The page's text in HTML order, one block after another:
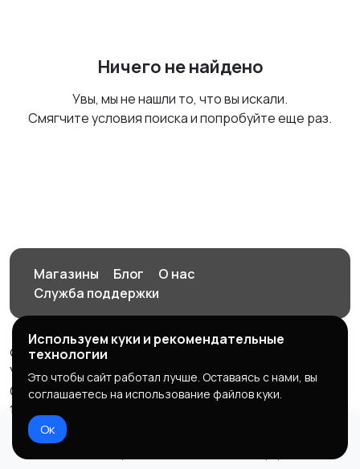
Ничего не найдено
Увы, мы не нашли то, что вы искали.
Смягчите условия поиска и попробуйте еще раз.
Магазины Блог
О нас
Служба поддержки
© 2026 Орен-АЙ - Авто | Недвижимость | Работа |
Услуги
Создал Карусов Е.С ООО "ЦПК" ИНН 5609203278 ОГРН
1235600008841
Правила сервиса
Используем куки и рекомендательные
технологии
Это чтобы сайт работал лучше. Оставаясь с нами, вы
соглашаетесь на использование файлов куки.
Ок